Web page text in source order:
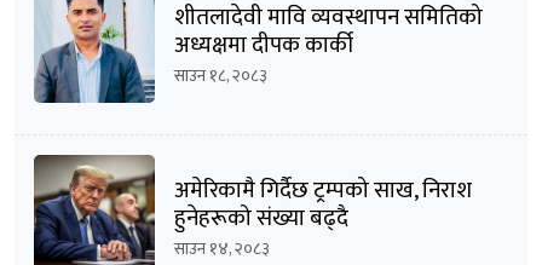
शीतलादेवी मावि व्यवस्थापन समितिको
अध्यक्षमा दीपक कार्की
साउन १८, २०८३
अमेरिकामै गिर्दैछ ट्रम्पको साख, निराश
हुनेहरूको संख्या बढ्दै
साउन १४, २०८३